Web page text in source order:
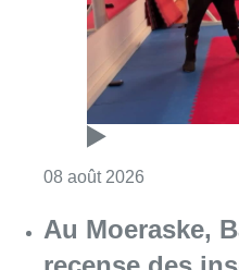
08 août 2026
Au Moeraske,